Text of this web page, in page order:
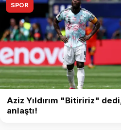
SPOR
Aziz Yıldırım "Bitiririz"
anlaştı!